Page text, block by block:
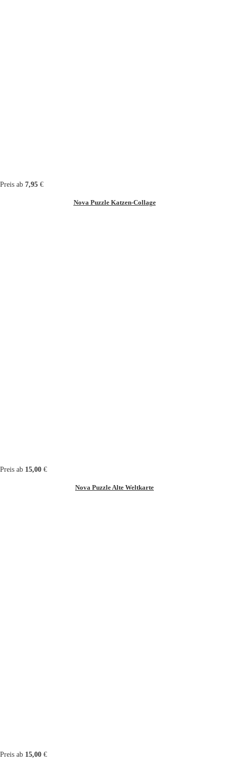
Preis ab 7,95 €
Nova Puzzle Katzen-Collage
Preis ab 15,00 €
Nova Puzzle Alte Weltkarte
Preis ab 15,00 €